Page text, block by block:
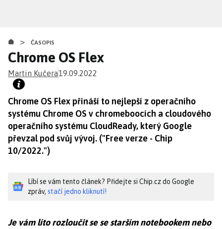
obsahu
> ČASOPIS
Chrome OS Flex
Martin Kučera19.09.2022
Chrome OS Flex přináší to nejlepší z operačního
systému Chrome OS v chromeboocích a cloudového
operačního systému CloudReady, který Google
převzal pod svůj vývoj. ("Free verze - Chip
10/2022.")
Líbí se vám tento článek? Přidejte si Chip.cz do Google
zpráv, stačí jedno kliknutí!
Je vám líto rozloučit se se starším notebookem nebo